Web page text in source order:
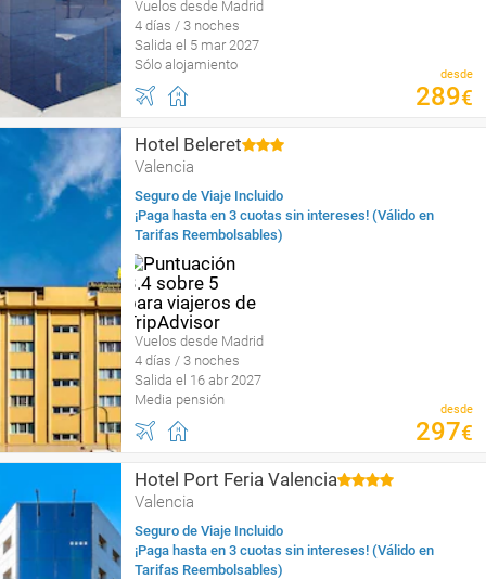
Vuelos desde Madrid
4 días / 3 noches
Salida el 5 mar 2027
Sólo alojamiento
desde
289€
Hotel Beleret
Valencia
Seguro de Viaje Incluido
¡Paga hasta en 3 cuotas sin intereses! (Válido en
Tarifas Reembolsables)
Vuelos desde Madrid
4 días / 3 noches
Salida el 16 abr 2027
Media pensión
desde
297€
Hotel Port Feria Valencia
Valencia
Seguro de Viaje Incluido
¡Paga hasta en 3 cuotas sin intereses! (Válido en
Tarifas Reembolsables)